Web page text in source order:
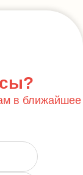
в ближайшее